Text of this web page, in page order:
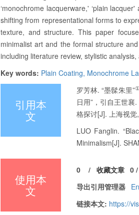
‘monochrome lacquerware,' ‘plain
shifting from representational forms to
texture, and structure. This paper
minimalist art and the formal structure
including literature review, stylistic
Key words: Plain Coating, Monochrome
引用本
文
罗芳林. “墨髹朱里”①
日用”，引自王世
格探讨[J]. 上海视
LUO Fanglin.
Minimalism[J].
使用本
文
0/ 收藏文章 0/
导出引用管理器
链接本文: https://